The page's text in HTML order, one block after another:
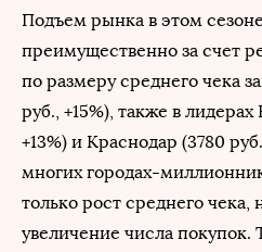
Подъем рынка в этом
преимущественно за счет
по размеру среднего чека
руб., +15%), также в
+13%) и Краснодар (3780
многих городах-
только рост среднего чека,
увеличение числа